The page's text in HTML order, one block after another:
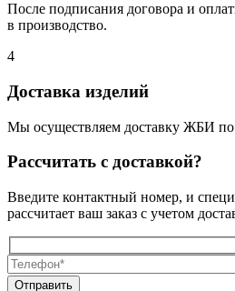
После подписания договора и
в производство.
4
Доставка изделий
Мы осуществляем доставку ЖБИ
Рассчитать с доставкой?
Введите контактный номер, и
рассчитает ваш заказ с учетом